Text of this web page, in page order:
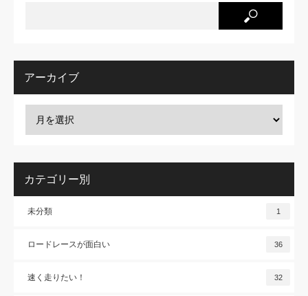
アーカイブ
カテゴリー別
未分類 1
ロードレースが面白い 36
速く走りたい！ 32